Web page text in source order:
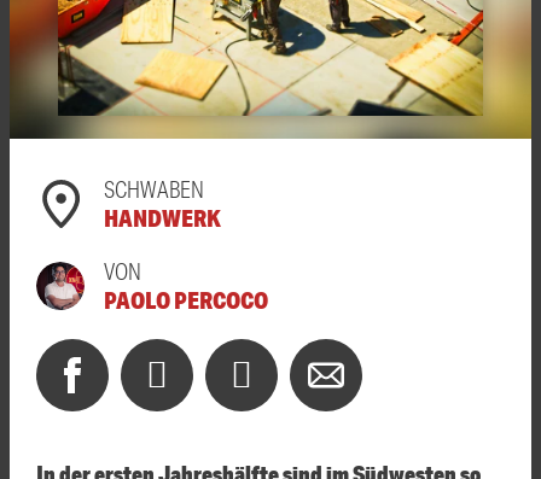
SCHWABEN
HANDWERK
VON
PAOLO PERCOCO